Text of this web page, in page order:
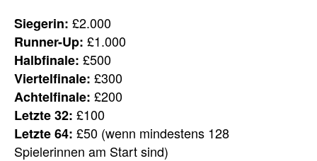
Siegerin: £2.000
Runner-Up: £1.000
Halbfinale: £500
Viertelfinale: £300
Achtelfinale: £200
Letzte 32: £100
Letzte 64: £50 (wenn mindestens 128
Spielerinnen am Start sind)